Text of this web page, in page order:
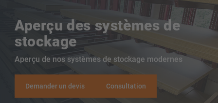
Aperçu des systèmes de
stockage
Aperçu de nos systèmes de stockage modernes
Demander un devis Consultation
Rayonnages cantilever avec toit
Rayonnages cantilever simple face
Rayonnages cantilever double-face
Rayonnages cantilever pour charges lourdes
Rayonnage cantilever pour charges longues
Autres rayonnage cantilever